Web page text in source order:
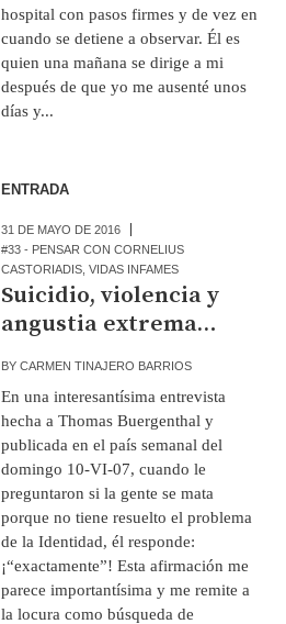
hospital con pasos firmes y de vez en
cuando se detiene a observar. Él es
quien una mañana se dirige a mi
después de que yo me ausenté unos
días y...
ENTRADA
31 DE MAYO DE 2016
#33 - PENSAR CON CORNELIUS
CASTORIADIS ,VIDAS INFAMES
Suicidio, violencia y
angustia extrema…
BYCARMEN TINAJERO BARRIOS
En una interesantísima entrevista
hecha a Thomas Buergenthal y
publicada en el país semanal del
domingo 10-VI-07, cuando le
preguntaron si la gente se mata
porque no tiene resuelto el problema
de la Identidad, él responde:
¡“exactamente”! Esta afirmación me
parece importantísima y me remite a
la locura como búsqueda de